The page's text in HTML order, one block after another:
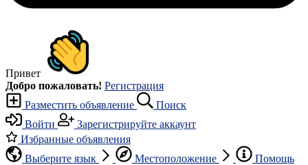
Привет
Добро пожаловать! Регистрация
Разместить объявление
Поиск
Войти
Зарегистрируйте аккаунт
Избранные объявления
Выберите язык
Местоположение Помощь